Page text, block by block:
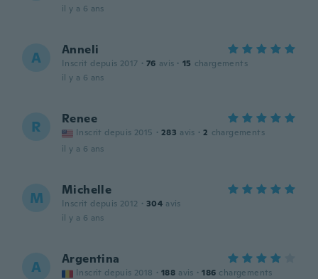
il y a 6 ans
A Anneli
Inscrit depuis 2017 · 76 avis · 15 chargements
il y a 6 ans
R Renee
Inscrit depuis 2015 · 283 avis · 2 chargements
il y a 6 ans
M Michelle
Inscrit depuis 2012 · 304 avis
il y a 6 ans
A Argentina
Inscrit depuis 2018 · 188 avis · 186 chargements